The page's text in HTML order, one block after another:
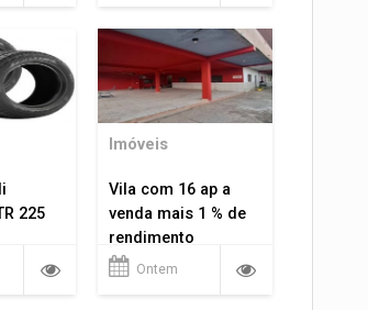
225
Imóveis
Vila com 16 ap a
venda mais 1 % de
rendimento
Ontem